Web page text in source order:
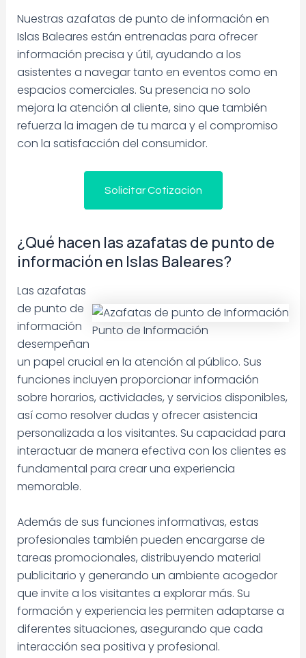
Nuestras azafatas de punto de información en
Islas Baleares están entrenadas para ofrecer
información precisa y útil, ayudando a los
asistentes a navegar tanto en eventos como en
espacios comerciales. Su presencia no solo
mejora la atención al cliente, sino que también
refuerza la imagen de tu marca y el compromiso
con la satisfacción del consumidor.
Solicitar Cotización
¿Qué hacen las azafatas de punto de
información en Islas Baleares?
Punto de Información
Las azafatas
de punto de
información
desempeñan
un papel crucial en la atención al público. Sus
funciones incluyen proporcionar información
sobre horarios, actividades, y servicios disponibles,
así como resolver dudas y ofrecer asistencia
personalizada a los visitantes. Su capacidad para
interactuar de manera efectiva con los clientes es
fundamental para crear una experiencia
memorable.
Además de sus funciones informativas, estas
profesionales también pueden encargarse de
tareas promocionales, distribuyendo material
publicitario y generando un ambiente acogedor
que invite a los visitantes a explorar más. Su
formación y experiencia les permiten adaptarse a
diferentes situaciones, asegurando que cada
interacción sea positiva y profesional.